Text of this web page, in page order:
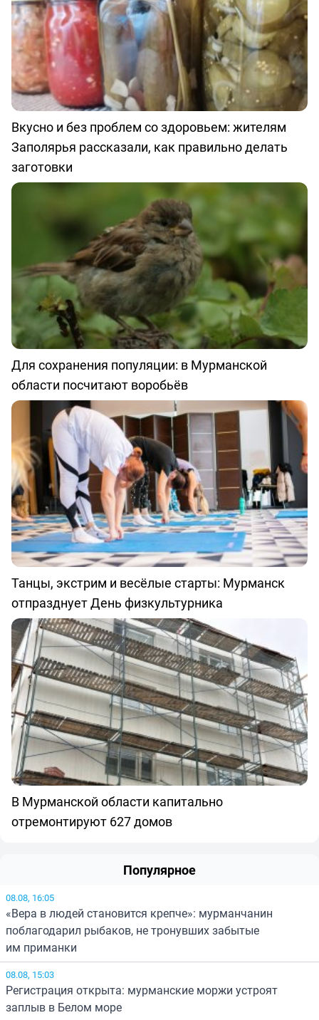
Вкусно и без проблем со здоровьем: жителям
Заполярья рассказали, как правильно делать
заготовки
Для сохранения популяции: в Мурманской
области посчитают воробьёв
Танцы, экстрим и весёлые старты: Мурманск
отпразднует День физкультурника
В Мурманской области капитально
отремонтируют 627 домов
Популярное
08.08, 16:05
«Вера в людей становится крепче»: мурманчанин
поблагодарил рыбаков, не тронувших забытые
им приманки
08.08, 15:03
Регистрация открыта: мурманские моржи устроят
заплыв в Белом море